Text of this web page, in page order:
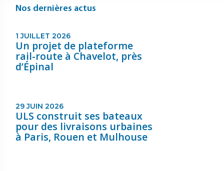
Nos dernières actus
1 JUILLET 2026
Un projet de plateforme
rail-route à Chavelot, près
d’Épinal
29 JUIN 2026
ULS construit ses bateaux
pour des livraisons urbaines
à Paris, Rouen et Mulhouse